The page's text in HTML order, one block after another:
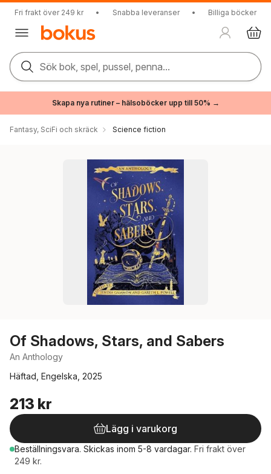
Fri frakt över 249 kr • Snabba leveranser • Billiga böcker
Sök bok, spel, pussel, penna...
Skapa nya rutiner – hälsoböcker upp till 50% →
Fantasy, SciFi och skräck Science fiction
Of Shadows, Stars, and Sabers
An Anthology
Häftad, Engelska, 2025
213 kr
Lägg i varukorg
Beställningsvara. Skickas inom 5-8 vardagar. Fri frakt över
249 kr.